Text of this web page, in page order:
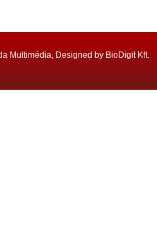
Multimédia, Designed by BioDigit Kft.